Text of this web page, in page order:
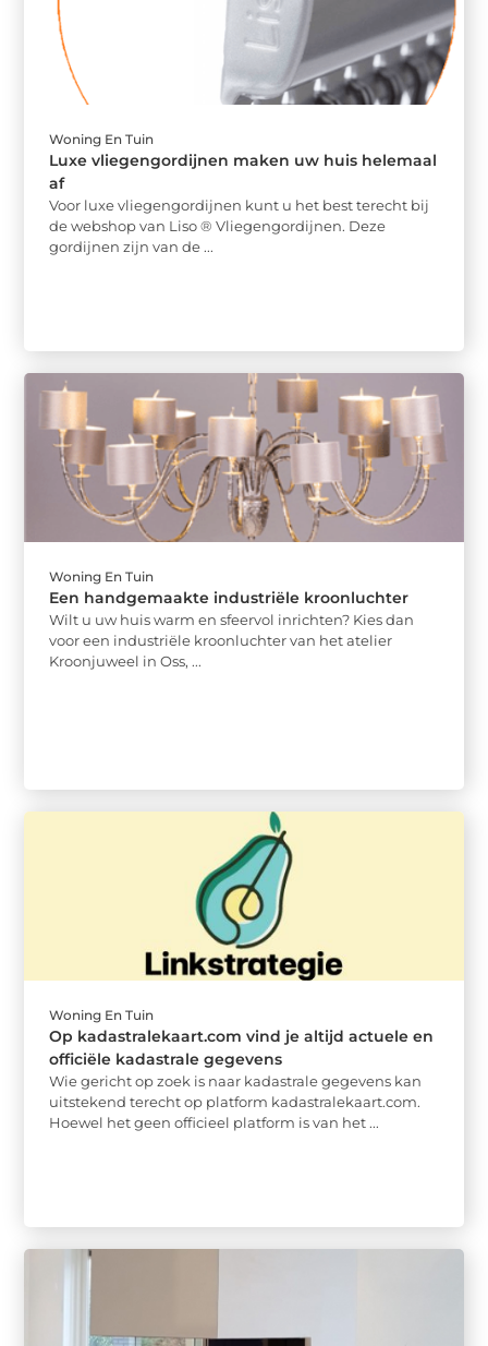
Woning En Tuin
Luxe vliegengordijnen maken uw huis helemaal
af
Voor luxe vliegengordijnen kunt u het best terecht bij
de webshop van Liso ® Vliegengordijnen. Deze
gordijnen zijn van de ...
Woning En Tuin
Een handgemaakte industriële kroonluchter
Wilt u uw huis warm en sfeervol inrichten? Kies dan
voor een industriële kroonluchter van het atelier
Kroonjuweel in Oss, ...
Woning En Tuin
Op kadastralekaart.com vind je altijd actuele en
officiële kadastrale gegevens
Wie gericht op zoek is naar kadastrale gegevens kan
uitstekend terecht op platform kadastralekaart.com.
Hoewel het geen officieel platform is van het ...